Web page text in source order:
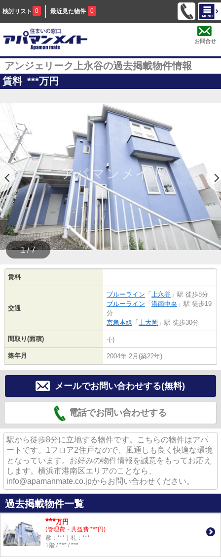
検討リスト 0 最近見た物件 0
お問合せ
アンジェリーク上永谷の過去掲載物件情報
賃料 ***万円
1 / 7
賃料 -
交通
ブルーライン 「 上永谷 」駅 徒歩8分
ブルーライン 「 港南中央 」駅 徒歩19
分
京急本線 「 上大岡 」駅 徒歩30分
間取り(面積) -(-)
築年月 2004年 2月(築22年)
メールでお問い合わせする(無料)
電話でお問い合わせする
駅から徒歩8分に立地する物件です。こちらの物件はアパ
ートです。1フロア2住戸なので、風通しも良く快適な環境
となっています。お好みの物件情報を誠意をもってお応え
します。横浜市港南区エリアのことなら、
info@apamanmate.co.jpからお問い合わせください。
過去掲載物件一覧
***万円
(管理費・共益費 ***円)
敷：***｜礼：***
1階 / *** / ***